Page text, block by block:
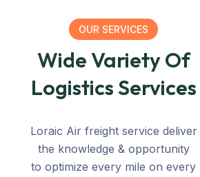
OUR SERVICES
Wide Variety Of
Logistics Services
Loraic Air freight service deliver
the knowledge & opportunity
to optimize every mile on every